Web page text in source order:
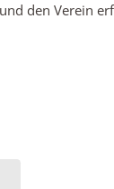
den Verein